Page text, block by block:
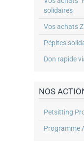
solidaires
Vos achats
Pépites
Don rapide
NOS
Petsitting
Programme